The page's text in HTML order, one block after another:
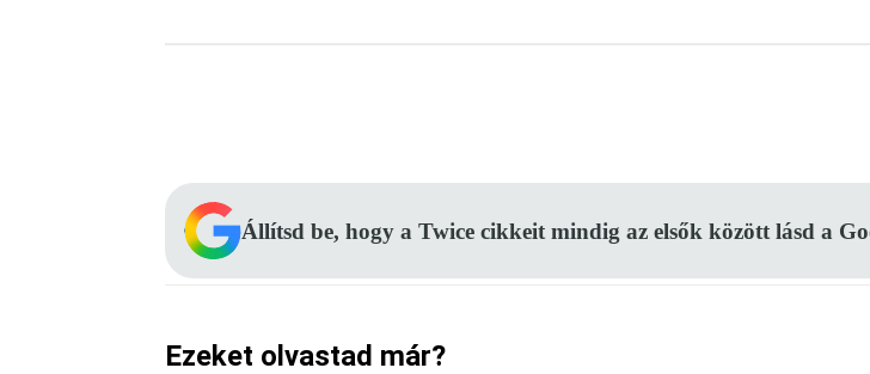
Állítsd be, hogy a Twice cikkeit mindig az elsők között lásd a
Ezeket olvastad már?